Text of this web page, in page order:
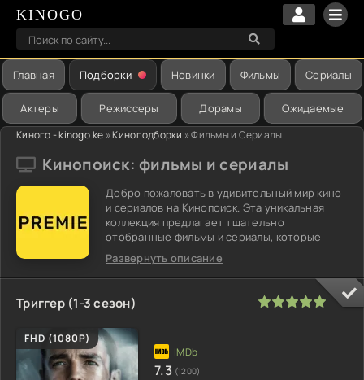
KINOGO
Главная Подборки Новинки Фильмы Сериалы
Актеры Режиссеры Дорамы Ожидаемые
Киного - kinogo.ke »Киноподборки » Фильмы и Сериалы
Кинопоиск: фильмы и сериалы
Добро пожаловать в удивительный мир кино
и сериалов на Кинопоиск. Эта уникальная
коллекция предлагает тщательно
отобранные фильмы и сериалы, которые
обязательно понравятся ценителям
качественного контента. Откройте для себя
разнообразие жанров, от драматических
триллеров до комедийных шедевров и
анимационных приключений. Независимо от
того, ищете ли вы последние новинки или
проверенные временем классики, Кинопоиск
предлагает только самое лучшее для
настоящих киноманов.
Развернуть описание
Триггер (1-3 сезон)
FHD (1080P)
7.3 (1200)
100